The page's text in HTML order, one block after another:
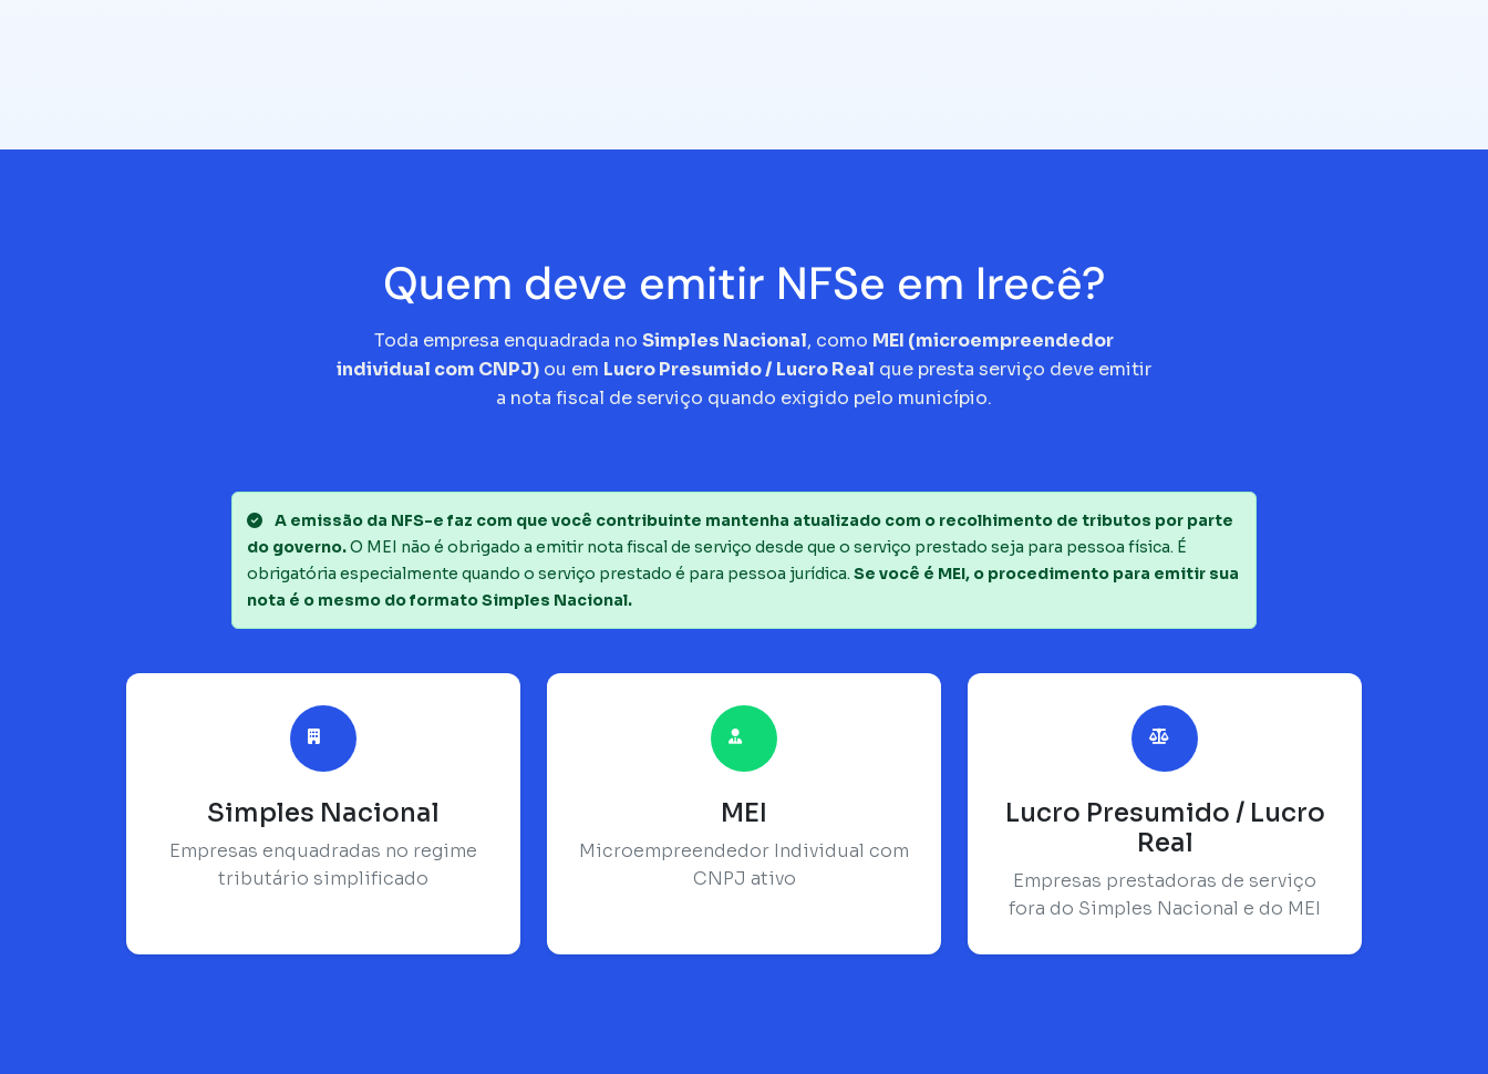
Quem deve emitir NFSe em Irecê?
Toda empresa enquadrada no Simples Nacional, como MEI (microempreendedor
individual com CNPJ) ou em Lucro Presumido / Lucro Real que presta serviço deve emitir
a nota fiscal de serviço quando exigido pelo município.
A emissão da NFS-e faz com que você contribuinte mantenha atualizado com o recolhimento de tributos por parte
do governo.O MEI não é obrigado a emitir nota fiscal de serviço desde que o serviço prestado seja para pessoa física. É
obrigatória especialmente quando o serviço prestado é para pessoa jurídica. Se você é MEI, o procedimento para emitir sua
nota é o mesmo do formato Simples Nacional.
Simples Nacional
Empresas enquadradas no regime
tributário simplificado
MEI
Microempreendedor Individual com
CNPJ ativo
Lucro Presumido / Lucro
Real
Empresas prestadoras de serviço
fora do Simples Nacional e do MEI